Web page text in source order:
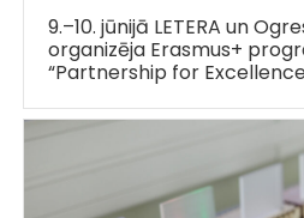
9.–10. jūnijā LETERA un
organizēja Erasmus+
“Partnership for